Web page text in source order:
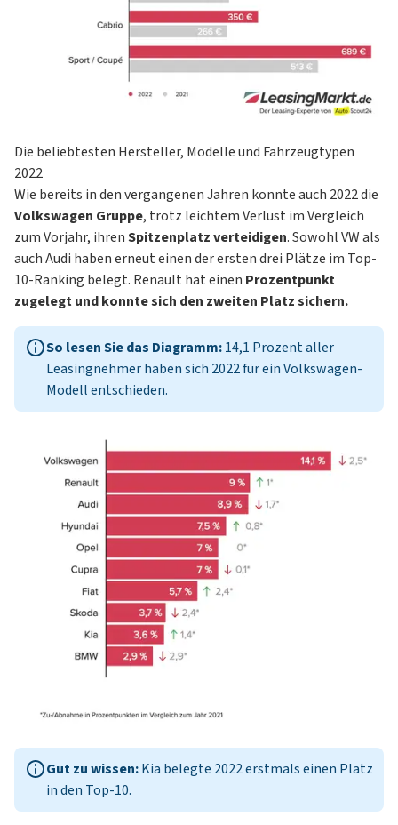
Die beliebtesten Hersteller, Modelle und Fahrzeugtypen
2022
Wie bereits in den vergangenen Jahren konnte auch 2022 die
Volkswagen Gruppe, trotz leichtem Verlust im Vergleich
zum Vorjahr, ihrenSpitzenplatz verteidigen. SowohlVWals
auchAudi haben erneut einen der ersten drei Plätze im Top-
10-Ranking belegt. Renault hat einen Prozentpunkt
zugelegt und konnte sich den zweiten Platz sichern.
So lesen Sie das Diagramm:14,1 Prozent aller
Leasingnehmer haben sich 2022 für ein Volkswagen-
Modell entschieden.
Gut zu wissen:Kia belegte 2022 erstmals einen Platz
in den Top-10.